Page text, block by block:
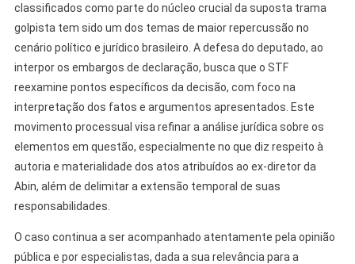
classificados como parte do núcleo crucial da suposta trama
golpista tem sido um dos temas de maior repercussão no
cenário político e jurídico brasileiro. A defesa do deputado, ao
interpor os embargos de declaração, busca que o STF
reexamine pontos específicos da decisão, com foco na
interpretação dos fatos e argumentos apresentados. Este
movimento processual visa refinar a análise jurídica sobre os
elementos em questão, especialmente no que diz respeito à
autoria e materialidade dos atos atribuídos ao ex-diretor da
Abin, além de delimitar a extensão temporal de suas
responsabilidades.
O caso continua a ser acompanhado atentamente pela opinião
pública e por especialistas, dada a sua relevância para a